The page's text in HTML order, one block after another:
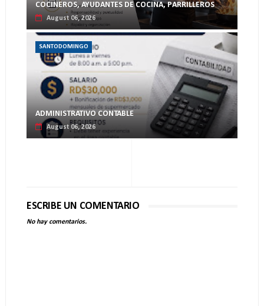
COCINEROS, AYUDANTES DE COCINA, PARRILLEROS
August 06, 2026
SANTODOMINGO
ADMINISTRATIVO CONTABLE
August 06, 2026
ESCRIBE UN COMENTARIO
No hay comentarios.